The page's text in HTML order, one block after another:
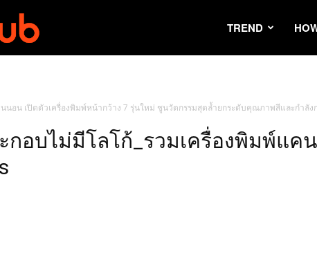
TREND
อน เปิดตัวเครื่องพิมพ์หน้ากว้าง 7 รุ่นใหม่ ชูนวัตกรรมสุดล้ำยกระดับคุณภาพสีและกำลัง
กอบไม่มีโลโก้_รวมเครื่องพิมพ์แคน